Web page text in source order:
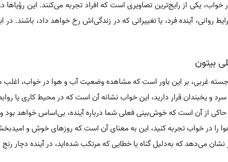
یکی از رایج‌ترین تصاویری است که افراد تجربه می‌کنند. این
روانی، آینده فرد، یا تغییراتی که در زندگی‌اش رخ خواهد داد، باشند.
بیتون
غربی، بر این باور است که مشاهده وضعیت آب و هوا در خواب،
و یخبندان قرار دارید، این خواب نشانه آن است که در محیط کاری یا
از آن است که خوش‌بینی فعلی شما درباره آینده، بی‌اساس خواهد بود
هوا را در خواب تجربه کنید، این به معنای آن است که روزهای خوش و
می‌دهد که به‌دلیل گناه یا خطایی که مرتکب شده‌اید، در آینده دچار